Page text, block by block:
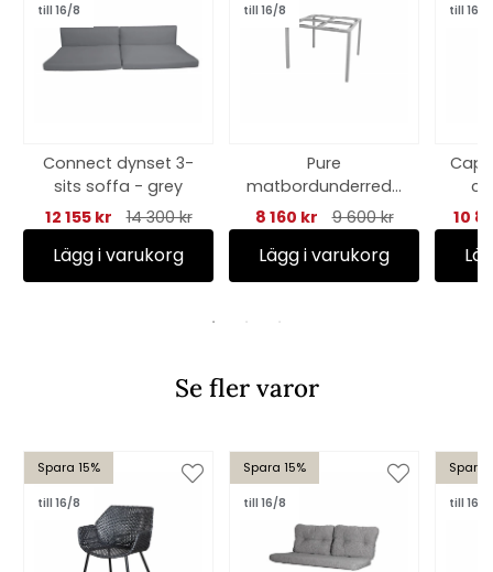
till 16/8
Connect dynset 3-
sits soffa - grey
12 155 kr
14 300 kr
Lägg i varukorg
till 16/8
Pure
matbordunderrede
100x100 cm - light
grey
8 160 kr 9 600 kr
Lägg i varukorg
till 16/8
10
Se fler varor
Spara 15%
till 16/8
Spara 15%
till 16/8
Spara
till 16/8